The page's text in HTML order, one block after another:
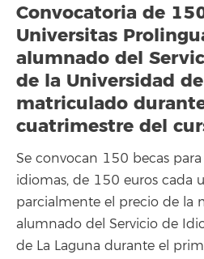
Convocatoria de
Universitas
alumnado del
de la Universidad
matriculado
cuatrimestre del
Se convocan 150 becas
idiomas, de 150 euros cada
parcialmente el precio de la
alumnado del Servicio de
de La Laguna durante el